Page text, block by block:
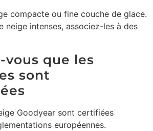
compacte ou fine couche de glace.
neige intenses, associez-les à des
vous que les
sont
Goodyear sont certifiées
européennes.